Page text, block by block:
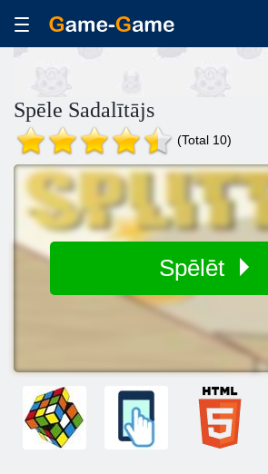
Spēle Sadalītājs
(Total 10)
Spēlēt